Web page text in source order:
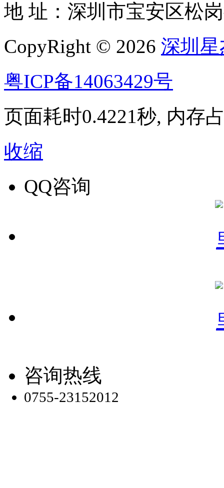
地 址：深圳市宝安区松
CopyRight © 2026 深圳
粤ICP备14063429号
页面耗时0.4221秒, 内存
收缩
QQ咨询
咨询热线
0755-23152012